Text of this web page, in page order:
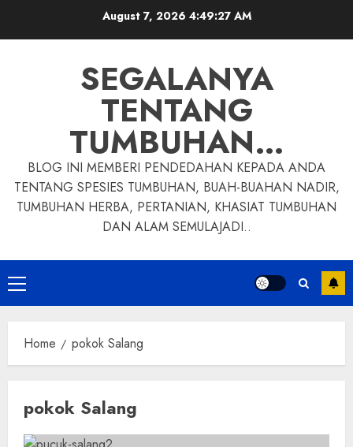
August 7, 2026 4:49:28 AM
SEGALANYA
TENTANG
TUMBUHAN…
BLOG INI MEMBERI PENDEDAHAN KEPADA ANDA
TENTANG SPESIES TUMBUHAN, BUAH-BUAHAN NADIR,
TUMBUHAN HERBA, PERTANIAN, KHASIAT TUMBUHAN
DAN ALAM SEMULAJADI..
Primary
Menu
Home pokok Salang
pokok Salang